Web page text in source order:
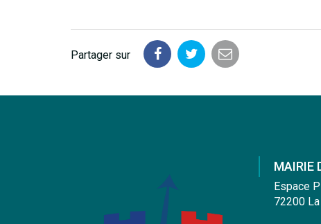
Partager sur
PartagerPartagerPartager
MAIRIE
Espace
72200